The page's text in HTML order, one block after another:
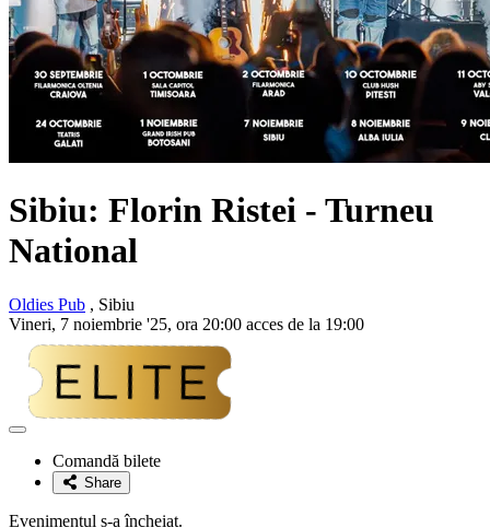
Sibiu: Florin Ristei - Turneu
National
Oldies Pub , Sibiu
Vineri, 7 noiembrie '25, ora 20:00 acces de la 19:00
Adaugă
favoriteComandă bilete
Share
Evenimentul s-a încheiat.